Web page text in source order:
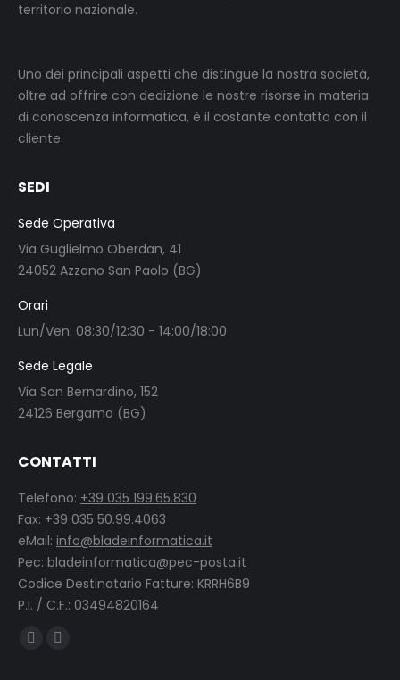
territorio nazionale.
Uno dei principali aspetti che distingue la nostra società,
oltre ad offrire con dedizione le nostre risorse in materia
di conoscenza informatica, è il costante contatto con il
cliente.
SEDI
Sede Operativa
Via Guglielmo Oberdan, 41
24052 Azzano San Paolo (BG)
Orari
Lun/Ven: 08:30/12:30 - 14:00/18:00
Sede Legale
Via San Bernardino, 152
24126 Bergamo (BG)
CONTATTI
Telefono: +39 035 199.65.830
Fax: +39 035 50.99.4063
eMail: info@bladeinformatica.it
Pec: bladeinformatica@pec-posta.it
Codice Destinatario Fatture: KRRH6B9
P.I. / C.F.: 03494820164
Find us on:
Facebook
Linkedin